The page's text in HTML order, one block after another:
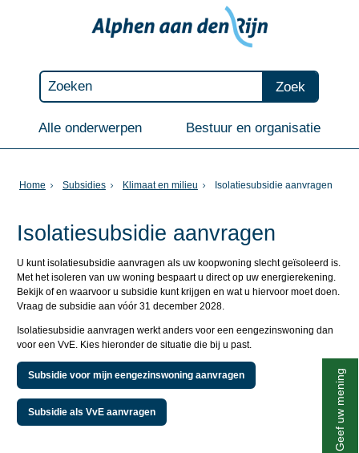
Zoek
Alle onderwerpen Bestuur en organisatie
Home Subsidies Klimaat en milieu Isolatiesubsidie aanvragen
Isolatiesubsidie aanvragen
U kunt isolatiesubsidie aanvragen als uw koopwoning slecht geïsoleerd is.
Met het isoleren van uw woning bespaart u direct op uw energierekening.
Bekijk of en waarvoor u subsidie kunt krijgen en wat u hiervoor moet doen.
Vraag de subsidie aan vóór 31 december 2028.
Isolatiesubsidie aanvragen werkt anders voor een eengezinswoning dan
voor een VvE. Kies hieronder de situatie die bij u past.
Subsidie voor mijn eengezinswoning aanvragen
Subsidie als VvE aanvragen Geef uw mening